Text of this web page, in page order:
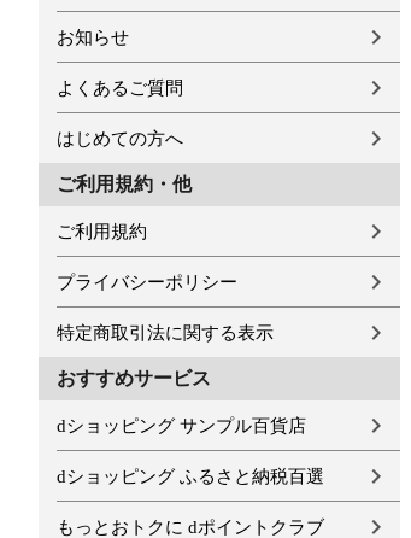
お知らせ
よくあるご質問
はじめての方へ
ご利用規約・他
ご利用規約
プライバシーポリシー
特定商取引法に関する表示
おすすめサービス
dショッピング サンプル百貨店
dショッピング ふるさと納税百選
もっとおトクに dポイントクラブ